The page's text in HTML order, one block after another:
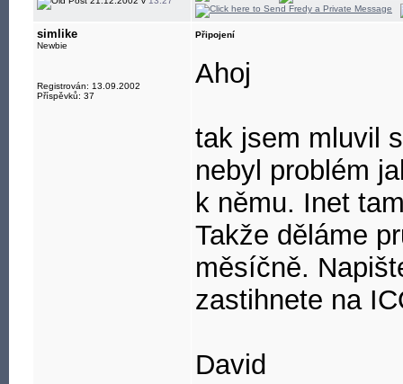
simlike
Newbie
Registrován: 13.09.2002
Příspěvků: 37
Připojení
Ahoj
tak jsem mluvil
nebyl problém
k němu. Inet
Takže děláme
měsíčně.
zastihnete na
David